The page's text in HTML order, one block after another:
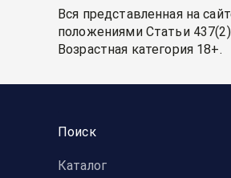
Вся представленная на
положениями Статьи
Возрастная категория 18+.
Поиск
Каталог